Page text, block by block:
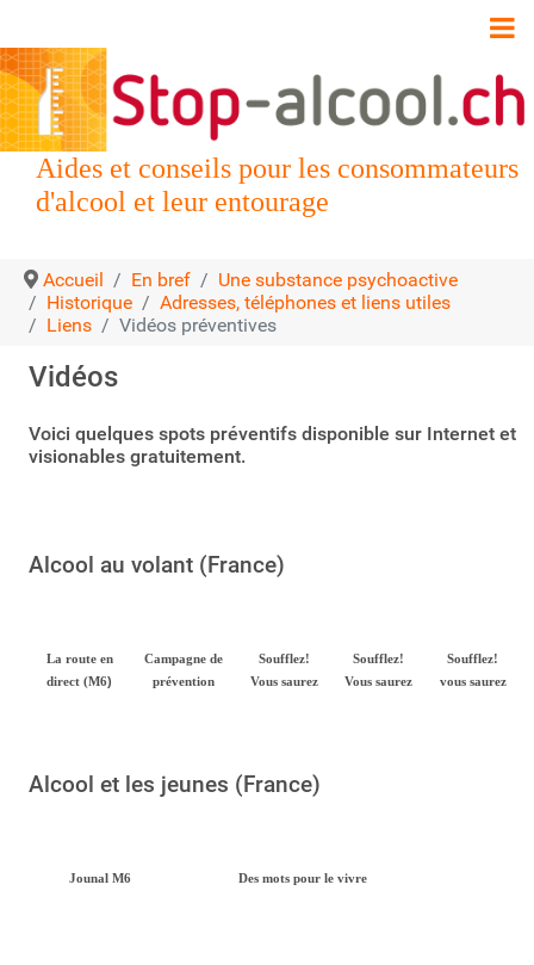
Aides et conseils pour les consommateurs
d'alcool et leur entourage
Accueil En bref
Une substance psychoactive
Historique
Adresses, téléphones et liens utiles
Liens
Vidéos préventives
Vidéos
Voici quelques spots préventifs disponible sur Internet et
visionables gratuitement.
Alcool au volant (France)
La route en
direct (M6)
Campagne de
prévention
Soufflez!
Vous saurez
Soufflez!
Vous saurez
Soufflez!
vous saurez
Alcool et les jeunes (France)
Jounal M6 Des mots pour le vivre